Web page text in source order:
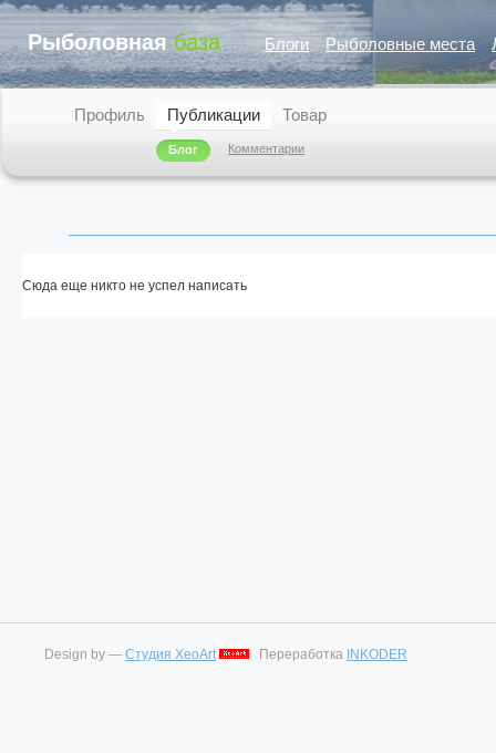
Рыболовная база Блоги Рыболовные места
Профиль Публикации
Блог Комментарии
Товар
Сюда еще никто не успел написать
Design by — Студия XeoArt Переработка INKODER